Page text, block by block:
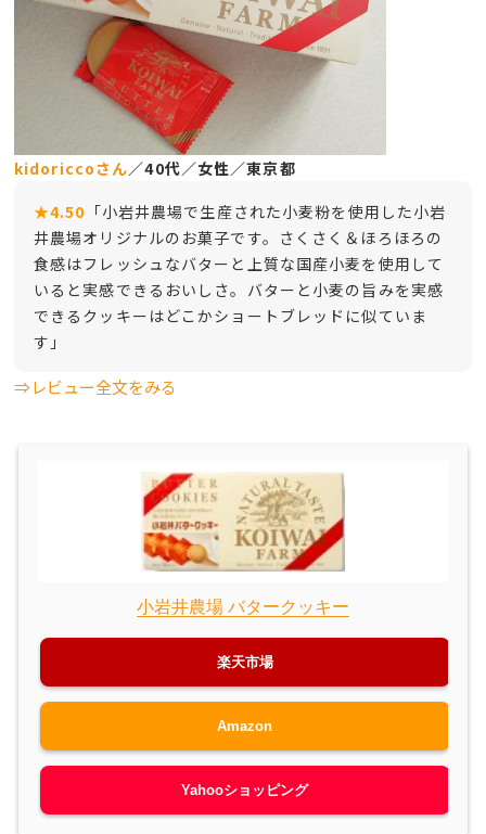
kidoriccoさん／40代／女性／東京都
★4.50 「小岩井農場で生産された小麦粉を使用した小岩
井農場オリジナルのお菓子です。さくさく＆ほろほろの
食感はフレッシュなバターと上質な国産小麦を使用して
いると実感できるおいしさ。バターと小麦の旨みを実感
できるクッキーはどこかショートブレッドに似ていま
す」
⇒レビュー全文をみる
小岩井農場 バタークッキー
楽天市場
Amazon
Yahooショッピング